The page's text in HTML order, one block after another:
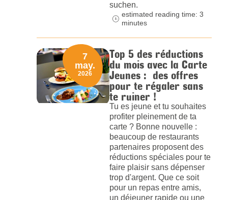
suchen.
estimated reading time: 3
minutes
Top 5 des réductions
du mois avec la Carte
Jeunes : des offres
pour te régaler sans
te ruiner !
Tu es jeune et tu souhaites
profiter pleinement de ta
carte ? Bonne nouvelle :
beaucoup de restaurants
partenaires proposent des
réductions spéciales pour te
faire plaisir sans dépenser
trop d'argent. Que ce soit
pour un repas entre amis,
un déjeuner rapide ou une
7
may.
2026